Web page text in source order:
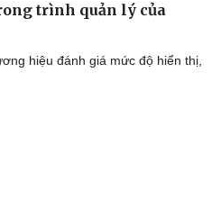
trình quản lý của
hiệu đánh giá mức độ hiển thị,